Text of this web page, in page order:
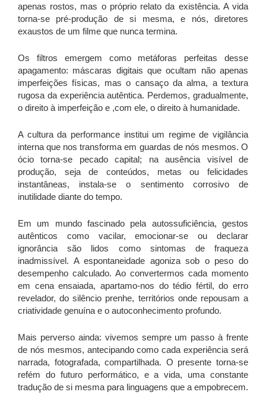
apenas rostos, mas o próprio relato da existência. A vida
torna-se pré-produção de si mesma, e nós, diretores
exaustos de um filme que nunca termina.
Os filtros emergem como metáforas perfeitas desse
apagamento: máscaras digitais que ocultam não apenas
imperfeições físicas, mas o cansaço da alma, a textura
rugosa da experiência autêntica. Perdemos, gradualmente,
o direito à imperfeição e ,com ele, o direito à humanidade.
A cultura da performance institui um regime de vigilância
interna que nos transforma em guardas de nós mesmos. O
ócio torna-se pecado capital; na ausência visível de
produção, seja de conteúdos, metas ou felicidades
instantâneas, instala-se o sentimento corrosivo de
inutilidade diante do tempo.
Em um mundo fascinado pela autossuficiência, gestos
autênticos como vacilar, emocionar-se ou declarar
ignorância são lidos como sintomas de fraqueza
inadmissível. A espontaneidade agoniza sob o peso do
desempenho calculado. Ao convertermos cada momento
em cena ensaiada, apartamo-nos do tédio fértil, do erro
revelador, do silêncio prenhe, territórios onde repousam a
criatividade genuína e o autoconhecimento profundo.
Mais perverso ainda: vivemos sempre um passo à frente
de nós mesmos, antecipando como cada experiência será
narrada, fotografada, compartilhada. O presente torna-se
refém do futuro performático, e a vida, uma constante
tradução de si mesma para linguagens que a empobrecem.